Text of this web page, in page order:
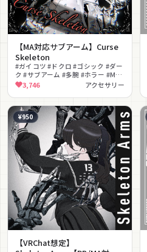
【MA対応サブアーム】Curse
Skeleton
#ガイコツ #ドクロ #ゴシック #ダー
ク #サブアーム #多腕 #ホラー #MA
対応 #チョーカー #改変パーツ
3,746 アクセサリー
¥950
【VRChat想定】